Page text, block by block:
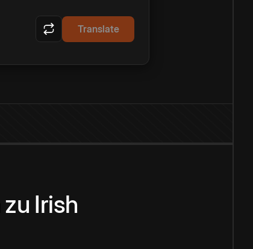
Translate
zu Irish